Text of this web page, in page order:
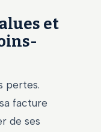
et
pertes.
facture
de ses